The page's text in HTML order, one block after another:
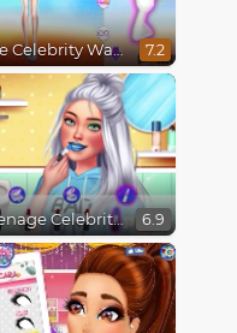
The Celebrity Way Of Life 7.2
Teenage Celebrity Rivalry 6.9